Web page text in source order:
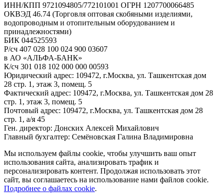
ИНН/КПП 9721094805/772101001 ОГРН 1207700066485
ОКВЭД 46.74 (Торговля оптовая скобяными изделиями,
водопроводным и отопительным оборудованием и
принадлежностями)
БИК 044525593
Р/сч 407 028 100 024 900 03607
в АО «АЛЬФА-БАНК»
К/сч 301 018 102 000 000 00593
Юридический адрес: 109472, г.Москва, ул. Ташкентская дом
28 стр. 1, этаж 3, помещ. 5
Фактический адрес: 109472, г.Москва, ул. Ташкентская дом 28
стр. 1, этаж 3, помещ. 5
Почтовый адрес: 109472, г.Москва, ул. Ташкентская дом 28
стр. 1, а/я 45
Ген. директор: Донских Алексей Михайлович
Главный бухгалтер: Семёновская Галина Владимировна
Мы используем файлы cookie, чтобы улучшить ваш опыт
использования сайта, анализировать трафик и
персонализировать контент. Продолжая использовать этот
сайт, вы соглашаетесь на использование нами файлов cookie.
Подробнее о файлах cookie.